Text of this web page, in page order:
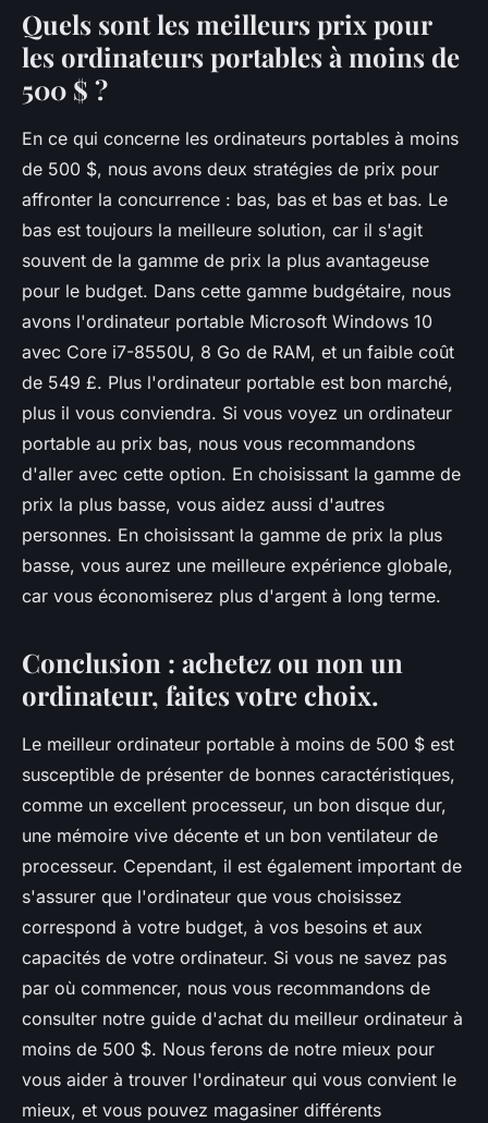
Quels sont les meilleurs prix pour
les ordinateurs portables à moins de
500 $ ?
En ce qui concerne les ordinateurs portables à moins
de 500 $, nous avons deux stratégies de prix pour
affronter la concurrence : bas, bas et bas et bas. Le
bas est toujours la meilleure solution, car il s'agit
souvent de la gamme de prix la plus avantageuse
pour le budget. Dans cette gamme budgétaire, nous
avons l'ordinateur portable Microsoft Windows 10
avec Core i7-8550U, 8 Go de RAM, et un faible coût
de 549 £. Plus l'ordinateur portable est bon marché,
plus il vous conviendra. Si vous voyez un ordinateur
portable au prix bas, nous vous recommandons
d'aller avec cette option. En choisissant la gamme de
prix la plus basse, vous aidez aussi d'autres
personnes. En choisissant la gamme de prix la plus
basse, vous aurez une meilleure expérience globale,
car vous économiserez plus d'argent à long terme.
Conclusion : achetez ou non un
ordinateur, faites votre choix.
Le meilleur ordinateur portable à moins de 500 $ est
susceptible de présenter de bonnes caractéristiques,
comme un excellent processeur, un bon disque dur,
une mémoire vive décente et un bon ventilateur de
processeur. Cependant, il est également important de
s'assurer que l'ordinateur que vous choisissez
correspond à votre budget, à vos besoins et aux
capacités de votre ordinateur. Si vous ne savez pas
par où commencer, nous vous recommandons de
consulter notre guide d'achat du meilleur ordinateur à
moins de 500 $. Nous ferons de notre mieux pour
vous aider à trouver l'ordinateur qui vous convient le
mieux, et vous pouvez magasiner différents